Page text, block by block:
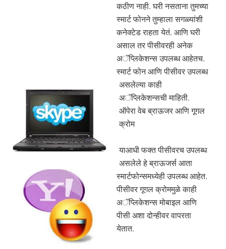
कठीण नाही. घरी नसताना तुमच्या
स्मार्ट फोनने तुम्हाला सगळ्यांशी
कनेक्टेड राहता येतं. आणि घरी
असाल तर पीसीवरही अनेक
अॅप्लिकेशन्स उपलब्ध आहेतच.
स्मार्ट फोन आणि पीसीवर उपलब्ध
असलेल्या काही
अॅप्लिकेशन्सची माहिती.
ऑपेरा वेब ब्राऊजर आणि गूगल
क्रोम
याआधी फक्त पीसीवरच उपलब्ध
असलेले हे ब्राऊजर्स आता
स्मार्टफोन्समध्येही उपलब्ध आहेत.
पीसीवर गूगल क्रोममुळे काही
अॅप्लिकेशन्स मोबाइल आणि
पीसी अशा दोन्हीवर वापरता
येतात.